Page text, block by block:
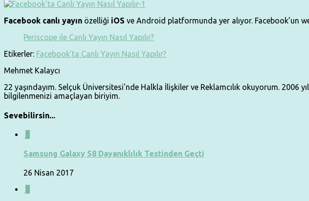
Facebook canlı yayın özelliği iOS ve Android platformunda yer alıyor. Facebook’un
Periscope ile Canlı Yayın Nasıl Yapılır?
Etikerler: Facebook’ta Canlı Yayın Nasıl Yapılır?
Mehmet Kalaycı
22 yaşındayım. Selçuk Üniversitesi'nde Halkla İlişkiler ve Reklamcılık okuyorum.
bilgilenmenizi amaçlayan biriyim.
Sevebilirsin...
Samsung Galaxy S8 Dayanıklılık Testinden Geçti
26 Nisan 2017